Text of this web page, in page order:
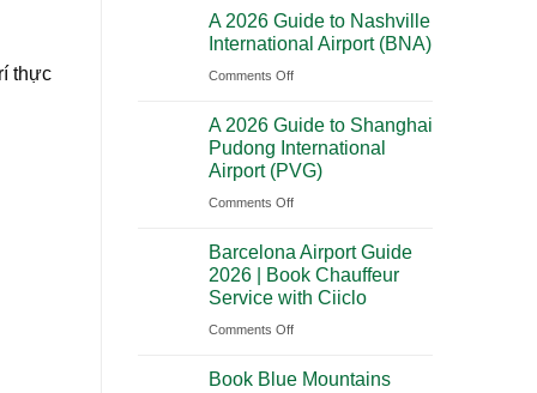
thực
Parks
Cultural
Across
Mexico
Mexico
Yucatan
Highlights:
Luxury
Travel
Journey
from
del
Carmen
Tulum
A 2026 Guide to Nashville
International Airport (BNA)
Comments Offon
2026
Guide
to
Nashville
Airport
(BNA)
A 2026 Guide to Shanghai
Pudong International
Airport (PVG)
Comments Offon
2026
Guide
to
Shanghai
International
Barcelona Airport Guide
2026 | Book Chauffeur
Service with Ciiclo
Comments Offon
Airport
Book Blue Mountains